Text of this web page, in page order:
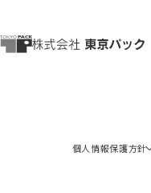
個人情報保護方針